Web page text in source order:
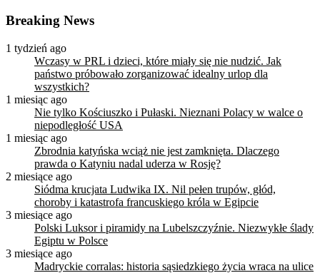
Breaking News
1 tydzień ago
Wczasy w PRL i dzieci, które miały się nie nudzić. Jak
państwo próbowało zorganizować idealny urlop dla
wszystkich?
1 miesiąc ago
Nie tylko Kościuszko i Pułaski. Nieznani Polacy w walce o
niepodległość USA
1 miesiąc ago
Zbrodnia katyńska wciąż nie jest zamknięta. Dlaczego
prawda o Katyniu nadal uderza w Rosję?
2 miesiące ago
Siódma krucjata Ludwika IX. Nil pełen trupów, głód,
choroby i katastrofa francuskiego króla w Egipcie
3 miesiące ago
Polski Luksor i piramidy na Lubelszczyźnie. Niezwykłe ślady
Egiptu w Polsce
3 miesiące ago
Madryckie corralas: historia sąsiedzkiego życia wraca na ulice